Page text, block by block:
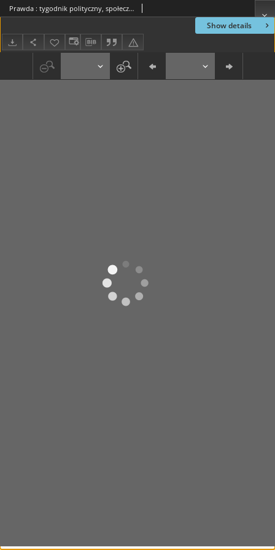
Show details
Prawda : tygodnik polityczny, społeczny i literacki, 1897, R. 17, nr 24